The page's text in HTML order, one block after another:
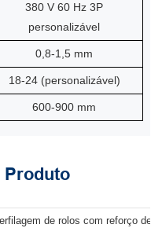
380 V 60 Hz 3P
personalizável
0,8-1,5 mm
18-24 (personalizável)
600-900 mm
Produto
de rolos com reforço de